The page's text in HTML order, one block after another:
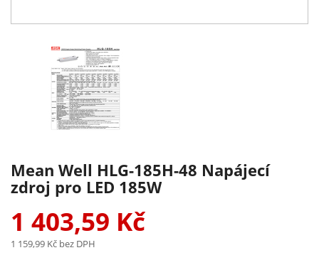
Mean Well HLG-185H-48 Napájecí
zdroj pro LED 185W
1 403,59 Kč
1 159,99 Kč bez DPH